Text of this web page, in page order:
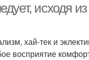
исходя
хай-тек и
восприятие